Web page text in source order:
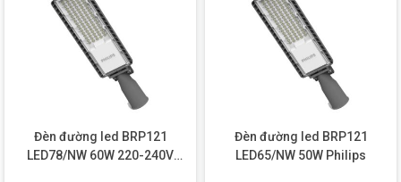
vận hành cho các cơ quan, doanh nghiệp và thành phố.
Ngoài ra, công nghệ led hiện đại không chứa thủy ngân
phát ra tia cực tím (UV) hay hồng ngoại (IR), nên hoàn toàn
thân thiện với môi trường và an toàn cho sức khỏe con
thiểu tần suất thay thế và chi phí bảo trì dài hạn.
Đèn đường led BRP121
LED78/NW 60W 220-240V
Đèn đường led BRP121
LED65/NW 50W Philips